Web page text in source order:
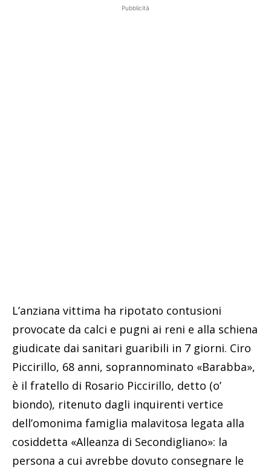
Pubblicità
L’anziana vittima ha ripotato contusioni
provocate da calci e pugni ai reni e alla schiena
giudicate dai sanitari guaribili in 7 giorni. Ciro
Piccirillo, 68 anni, soprannominato «Barabba»,
è il fratello di Rosario Piccirillo, detto (o’
biondo), ritenuto dagli inquirenti vertice
dell’omonima famiglia malavitosa legata alla
cosiddetta «Alleanza di Secondigliano»: la
persona a cui avrebbe dovuto consegnare le